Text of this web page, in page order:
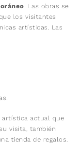
. Las obras se
los visitantes
artísticas. Las
artística actual que
visita, también
tienda de regalos.